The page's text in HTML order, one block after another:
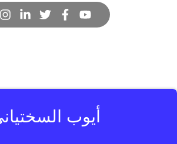
أيوب